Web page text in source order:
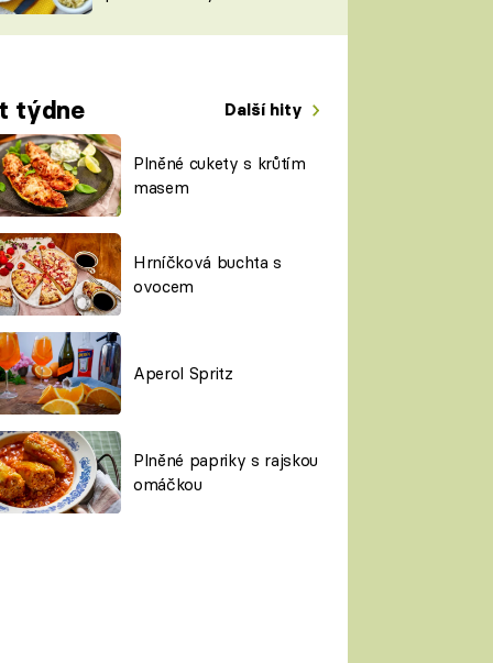
týdne Další hity
Plněné cukety s krůtím
masem
Hrníčková buchta s
ovocem
Aperol Spritz
Plněné papriky s rajskou
omáčkou